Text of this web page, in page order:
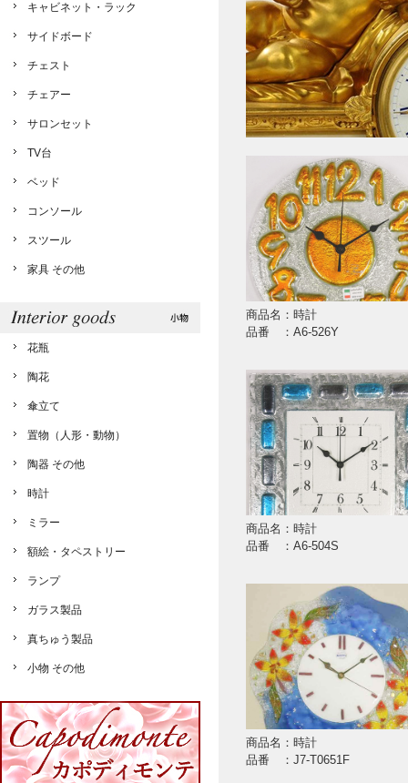
商品名：時計
品番 ：A6-526Y
商品名：時計
品番 ：A6-504S
商品名：時計
品番 ：J7-T0651F
キャビネット・ラック
サイドボード
チェスト
チェアー
サロンセット
TV台
ベッド
コンソール
スツール
家具 その他
花瓶
陶花
傘立て
置物（人形・動物）
陶器 その他
時計
ミラー
額絵・タペストリー
ランプ
ガラス製品
真ちゅう製品
小物 その他